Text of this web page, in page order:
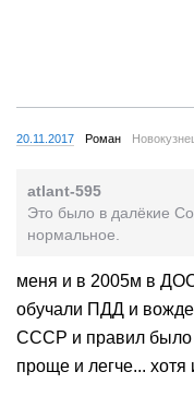
20.11.2017 Роман
atlant-595
Это было в далёкие
нормальное.
меня и в 2005м в
обучали ПДД и
СССР и правил было
проще и легче... хотя